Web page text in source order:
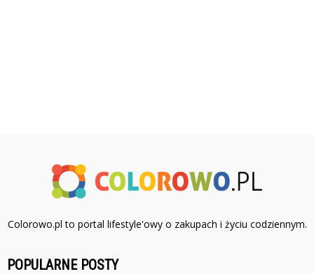
Colorowo.pl to portal lifestyle'owy o zakupach i życiu codziennym.
POPULARNE POSTY